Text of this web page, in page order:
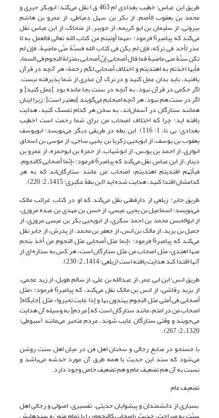
طریق ابن عباس: خطیب بغدادی (م 463 ق) نقل می‌کند: ابوبکر حیری و
محمد بن یعقوب الأصم، از بکر بن سهل دمیاطی، از عمرو بن هاشم
بیروتی، از سلیمان بن ابو کریمه، از جویبر، از ضحاک، از ابن عباس نقل
می‌کند که پیامبر6 فرمود: «مهما أوتیتم من کتاب الله تعالى فالعمل به لا
عذر لأحد فی ترکه، فإن لم یکن فی کتاب الله فسنّۀ منّی ماضیۀ، فإن لم
تکن سنّۀ منی ماضیۀ فما قال أصحابی إنّ أصحابی بمنزلۀ النجوم فی السماء
فأیها اخذتم به اهتدیتم و اختلاف أصحابی لکم رحمة» هر آنچه در قرآن
یافتید، باید بدان عمل کنید و در ترک آن عذری از شما پذیرفته نیست.
اگر حکمی در قرآن نبود، به آنچه در سنت بجا مانده بود ]عمل کنید[ و
اگر در سنت هم نبود، هر آنچه اصحابم می‌گویند ]معتبر است[؛ زیرا اینان
همانند ستارگان در آسمان‌اند، به سخن هر کدام تمسک کنید، هدایت
یافته اید؛ چرا که اختلاف اصحاب من برای شما رحمت است (خطیب
بغدادی: بی تا، 1: 116). ابن بطه در طریقی دیگر می‌نویسد: ابویوسف
یعقوب بن یوسف، از ابویحیى زکریا بن یحیى ساجی، از موسى بن اسحاق
انواری، از احمد بن یونس، از ابوشهاب، از حمزة بن ابوحمزه، از عمرو بن
دینار، از ابن عباس نقل می‌کند که پیامبر6 فرمود: «إنّما أصحابی کالنجوم،
فبأیّهم اقتدیتم اهتدیتم» اصحاب من مانند ستارگان‌اند که به هر
کدامشان اقتدا کنید، هدایت شده اید (ابن بطۀ عکبری: 1415، 2: 220).
طریق جابر: زیلعی از دارقطنی نقل می‌کند که او در کتاب غرائب مالک
می‌نویسد: اسماعیل بن یحیى عیسی، از حسن بن مهدی بن عبده مروزی،
از ابوالحسن محمد بن احمد سکری، از ابویحیى بکر بن عیسى مروزی، از
جمیل بن یزید، از مالک بن انس، از جعفر بن محمد، از پدرش، از جابر نقل
می‌کند که پیامبر6 فرمود: «إنما مثل أصحابی مثل النجوم من أخذ بنجم
منها اهتدى» مثل اصحاب من مثل ستارگان است، هر کس به ستاره ای از
آنها اقتدا کند هدایت یافته است (زیلعی: 1414، 2: 230).
طریق انس: ابن ابی عمر، از عبدالله بن علی، از سالم طویل، از زید عجمی،
از یزید رقاشی، از انس بن مالک نقل می‌کند، که پیامبر6 فرمود: «مثل
أصحابی فی أمتی مثل النجوم یهتدون بها و إذا غابت تحیروا» مثل ]جایگاه[
اصحاب من در امتم، مانند ستارگان است که] مردم[ به وسیله آن هدایت
می‌جویند و وقتی ستارگان غایب شوند، مردم متحیر می‌مانند (سیوطی:
1320، 2: 267).
با جستجو در منابع رجالی و سخنان اهل فن در میان اهل سنت روشن
می‌شود که سند این حدیث با همه طرق آن مورد خدشه می‌باشد و
نسبت به آن هم تضعیف عام و هم تضعیف خاص وجود دارد.
تضعیف عام
بسیاری از دانشمندان و پیشوایان حدیثی، تفسیری، اصولی و رجالی اهل